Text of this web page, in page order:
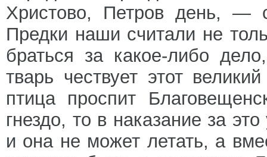
Христово, Петров день, —
Предки наши считали не
браться за какое-либо
тварь чествует этот
птица проспит
гнездо, то в наказание за
и она не может летать, а